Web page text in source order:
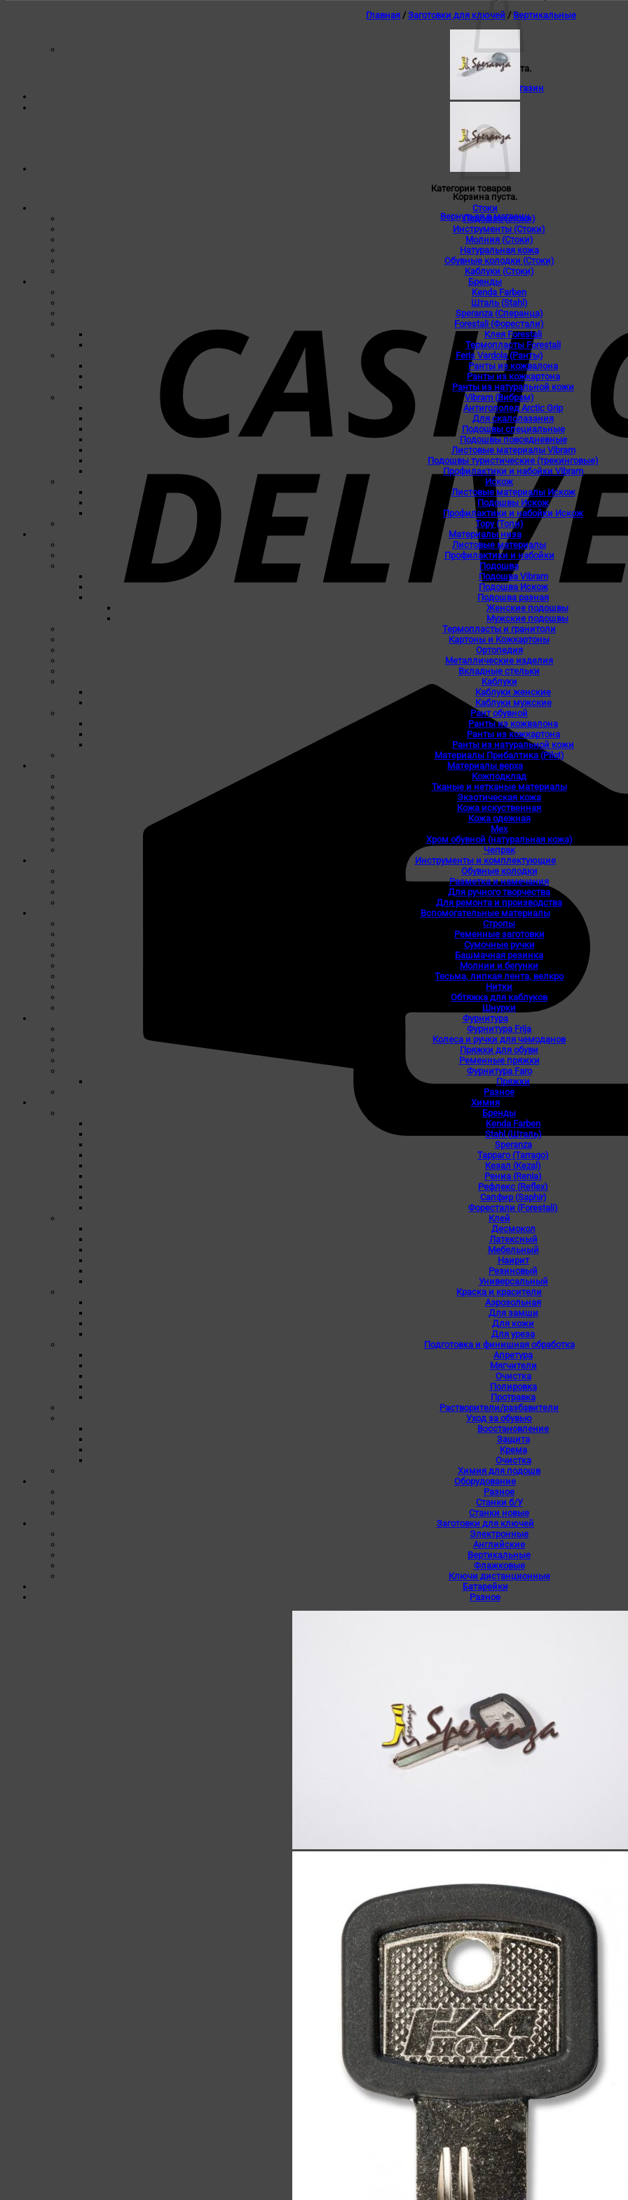
Корзина пуста.
Вернуться в магазин
Корзина пуста.
Вернуться в магазин
Главная / Заготовки для ключей / Вертикальные
Категории товаров
Стоки
Подошва (стоки)
Инструменты (Стоки)
Молния (Стоки)
Натуральная кожа
Обувные колодки (Стоки)
Каблуки (Стоки)
Бренды
Kenda Farben
Шталь (Stahl)
Speranza (Сперанца)
Forestali (Форестали)
Клея Forestali
Термопласты Forestali
Feris Vardola (Ранты)
Ранты из кожвалона
Ранты из кожкартона
Ранты из натуральной кожи
Vibram (Вибрам)
Антигололед Arctic Grip
Для скалолазания
Подошвы специальные
Подошвы повседневные
Листовые материалы Vibram
Подошвы туристические (трекинговые)
Профилактики и набойки Vibram
Искож
Листовые материалы Искож
Подошвы Искож
Профилактики и набойки Искож
Topy (Топи)
Материалы низа
Листовые материалы
Профилактики и набойки
Подошва
Подошва Vibram
Подошва Искож
Подошва разная
Женские подошвы
Мужские подошвы
Термопласты и гранитоли
Картоны и Кожкартоны
Ортопедия
Металлические изделия
Вкладные стельки
Каблуки
Каблуки женские
Каблуки мужские
Рант обувной
Ранты из кожвалона
Ранты из кожкартона
Ранты из натуральной кожи
Материалы Прибалтика (Pilot)
Материалы верха
Кожподклад
Тканые и нетканые материалы
Экзотическая кожа
Кожа искуственная
Кожа одежная
Мех
Хром обувной (натуральная кожа)
Чепрак
Инструменты и комплектующие
Обувные колодки
Разметка и намечания
Для ручного творчества
Для ремонта и производства
Вспомогательные материалы
Стропы
Ременные заготовки
Сумочные ручки
Башмачная резинка
Молнии и бегунки
Тесьма, липкая лента, велкро
Нитки
Обтяжка для каблуков
Шнурки
Фурнитура
Фурнитура Frija
Колеса и ручки для чемоданов
Пряжки для обуви
Ременные пряжки
Фурнитура Faro
Пряжки
Разное
Химия
Бренды
Kenda Farben
Stahl (Шталь)
Speranza
Тарраго (Tarrago)
Кезал (Kezal)
Рениа (Renia)
Рефлекс (Reflex)
Сапфир (Saphir)
Форестали (Forestali)
Клей
Десмокол
Латексный
Мебельный
Наирит
Резиновый
Универсальный
Краска и красители
Аэрозольная
Для замши
Для кожи
Для уреза
Подготовка и финишная обработка
Апретура
Мягчители
Очистка
Полировка
Протравка
Растворители/разбавители
Уход за обувью
Восстановление
Защита
Крема
Очистка
Химия для подошв
Оборудование
Разное
Станки б/У
Станки новые
Заготовки для ключей
Электронные
Английские
Вертикальные
Флажковые
Ключи дистанционные
Батарейки
Разное